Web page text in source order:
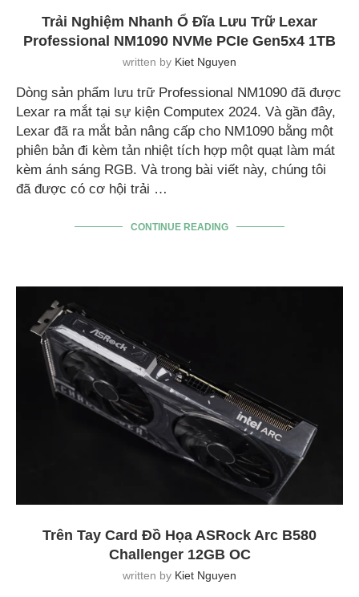
Trải Nghiệm Nhanh Ổ Đĩa Lưu Trữ Lexar
Professional NM1090 NVMe PCIe Gen5x4 1TB
written by Kiet Nguyen
Dòng sản phẩm lưu trữ Professional NM1090 đã được
Lexar ra mắt tại sự kiện Computex 2024. Và gần đây,
Lexar đã ra mắt bản nâng cấp cho NM1090 bằng một
phiên bản đi kèm tản nhiệt tích hợp một quạt làm mát
kèm ánh sáng RGB. Và trong bài viết này, chúng tôi
đã được có cơ hội trải …
CONTINUE READING
Trên Tay Card Đồ Họa ASRock Arc B580
Challenger 12GB OC
written by Kiet Nguyen